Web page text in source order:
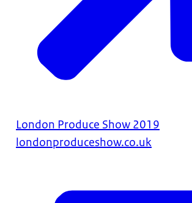
London Produce Show 2019
londonproduceshow.co.uk